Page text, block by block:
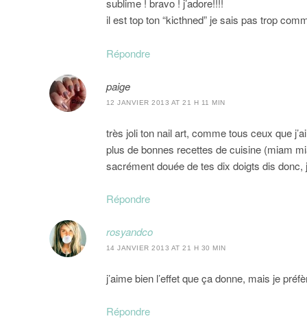
sublime ! bravo ! j’adore!!!!
il est top ton “kicthned” je sais pas trop
Répondre
paige
12 JANVIER 2013 AT 21 H 11 MIN
très joli ton nail art, comme tous ceux que
plus de bonnes recettes de cuisine (miam
sacrément douée de tes dix doigts dis donc,
Répondre
rosyandco
14 JANVIER 2013 AT 21 H 30 MIN
j’aime bien l’effet que ça donne, mais je
Répondre